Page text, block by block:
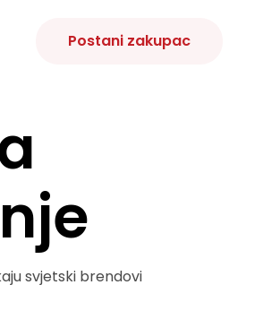
Postani zakupac
svjetski brendovi